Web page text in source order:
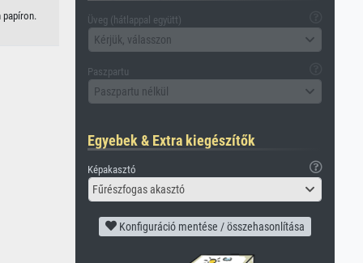
papíron. Üveg (hátlappal együtt)
Kérjük, válasszon
Paszpartu
Paszpartu nélkül
Egyebek & Extra kiegészítők
Képakasztó
Fűrészfogas akasztó
Konfiguráció mentése / összehasonlítása